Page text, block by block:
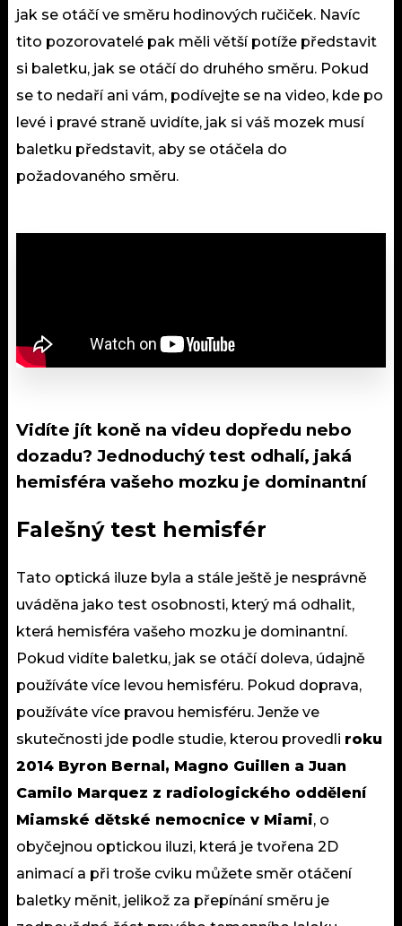
jak se otáčí ve směru hodinových ručiček. Navíc
tito pozorovatelé pak měli větší potíže představit
si baletku, jak se otáčí do druhého směru. Pokud
se to nedaří ani vám, podívejte se na video, kde po
levé i pravé straně uvidíte, jak si váš mozek musí
baletku představit, aby se otáčela do
požadovaného směru.
Vidíte jít koně na videu dopředu nebo
dozadu? Jednoduchý test odhalí, jaká
hemisféra vašeho mozku je dominantní
Falešný test hemisfér
Tato optická iluze byla a stále ještě je nesprávně
uváděna jako test osobnosti, který má odhalit,
která hemisféra vašeho mozku je dominantní.
Pokud vidíte baletku, jak se otáčí doleva, údajně
používáte více levou hemisféru. Pokud doprava,
používáte více pravou hemisféru. Jenže ve
skutečnosti jde podle studie, kterou provedli roku
2014 Byron Bernal, Magno Guillen a Juan
Camilo Marquez z radiologického oddělení
Miamské dětské nemocnice v Miami, o
obyčejnou optickou iluzi, která je tvořena 2D
animací a při troše cviku můžete směr otáčení
baletky měnit, jelikož za přepínání směru je